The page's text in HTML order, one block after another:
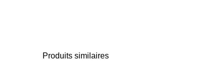
Produits similaires